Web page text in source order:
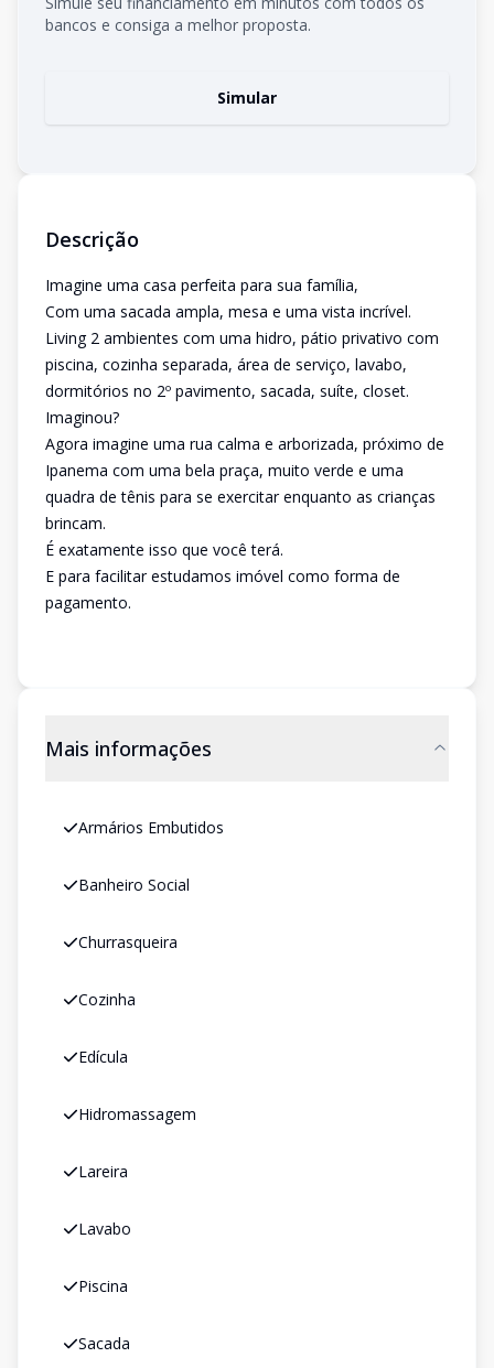
bancos e consiga a melhor proposta.
Simular
Descrição
Imagine uma casa perfeita para sua família,
Com uma sacada ampla, mesa e uma vista incrível.
Living 2 ambientes com uma hidro, pátio privativo com
piscina, cozinha separada, área de serviço, lavabo,
dormitórios no 2º pavimento, sacada, suíte, closet.
Imaginou?
Agora imagine uma rua calma e arborizada, próximo de
Ipanema com uma bela praça, muito verde e uma
quadra de tênis para se exercitar enquanto as crianças
brincam.
É exatamente isso que você terá.
E para facilitar estudamos imóvel como forma de
pagamento.
Mais informações
Armários Embutidos
Banheiro Social
Churrasqueira
Cozinha
Edícula
Hidromassagem
Lareira
Lavabo
Piscina
Sacada